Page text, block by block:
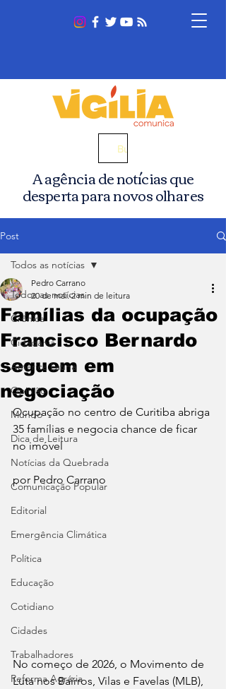
A agência de notícias que
desperta para novos olhares
Busca
Post
Todos as notícias
Crônica
Cidadania
América Latina
Opinião
Mundo
Dica de Leitura
Notícias da Quebrada
Comunicação Popular
Editorial
Emergência Climática
Política
Educação
Cotidiano
Cidades
Trabalhadores
Reforma Agrária
Todos as notícias
Famílias da ocupação
Francisco Bernardo
seguem em
negociação
Pedro Carrano
20 de mai. 2 min de leitura
Ocupação no centro de Curitiba abriga
35 famílias e negocia chance de ficar
no imóvel
por Pedro Carrano
No começo de 2026, o Movimento de
Luta nos Bairros, Vilas e Favelas (MLB),